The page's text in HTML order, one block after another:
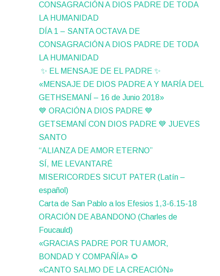
CONSAGRACIÓN A DIOS PADRE DE TODA
LA HUMANIDAD
DÍA 1 – SANTA OCTAVA DE
CONSAGRACIÓN A DIOS PADRE DE TODA
LA HUMANIDAD
✨ EL MENSAJE DE EL PADRE ✨
«MENSAJE DE DIOS PADRE A Y MARÍA DEL
GETHSEMANÍ – 16 de Junio 2018»
💙 ORACIÓN A DIOS PADRE 💙
GETSEMANÍ CON DIOS PADRE 💙 JUEVES
SANTO
“ALIANZA DE AMOR ETERNO”
SÍ, ME LEVANTARÉ
MISERICORDES SICUT PATER (Latín –
español)
Carta de San Pablo a los Efesios 1,3-6.15-18
ORACIÓN DE ABANDONO (Charles de
Foucauld)
«GRACIAS PADRE POR TU AMOR,
BONDAD Y COMPAÑÍA» 🌻
«CANTO SALMO DE LA CREACIÓN»